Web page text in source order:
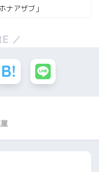
ナアザブ」